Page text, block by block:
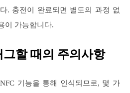
. 충전이 완료되면 별도의 과정 없
이 가능합니다.
할 때의 주의사항
기능을 통해 인식되므로, 몇 가